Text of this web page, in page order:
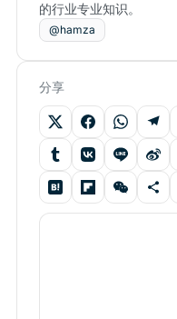
的行业专业知识。
@hamza
分享